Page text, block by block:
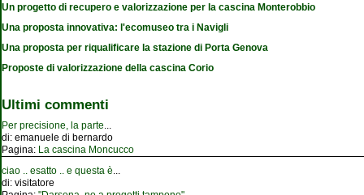
Un progetto di recupero e valorizzazione per la cascina Monterobbio
Una proposta innovativa: l'ecomuseo tra i Navigli
Una proposta per riqualificare la stazione di Porta Genova
Proposte di valorizzazione della cascina Corio
Ultimi commenti
Per precisione, la parte
di: emanuele di bernardo
Pagina: La cascina Moncucco
ciao .. esatto .. e questa è
di: visitatore